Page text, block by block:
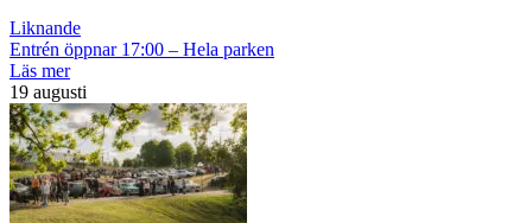
Liknande
Entrén öppnar 17:00 – Hela parken
Läs mer
19 augusti